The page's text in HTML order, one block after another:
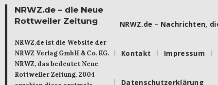
NRWZ.de – die Neue
Rottweiler Zeitung
NRWZ.de ist die Website der
NRWZ Verlag GmbH & Co. KG.
NRWZ, das bedeutet Neue
Rottweiler Zeitung. 2004
NRWZ.de – Nachrichten,
Kontakt Impressum
Datenschutzerklärung